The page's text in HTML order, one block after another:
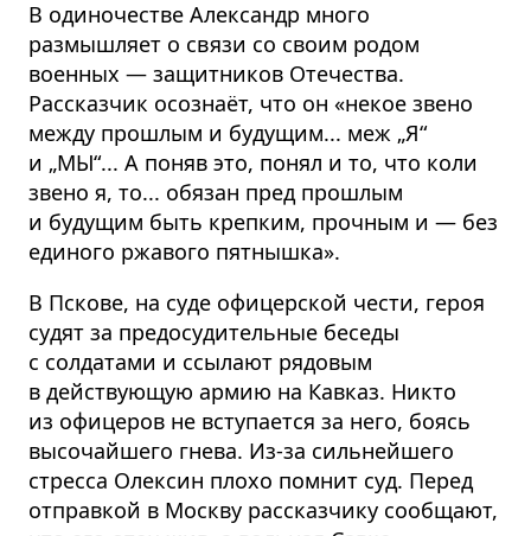
В одиночестве Александр много
размышляет о связи со своим родом
военных — защитников Отечества.
Рассказчик осознаёт, что он «некое звено
между прошлым и будущим... меж „Я“
и „МЫ“... А поняв это, понял и то, что коли
звено я, то... обязан пред прошлым
и будущим быть крепким, прочным и — без
единого ржавого пятнышка».
В Пскове, на суде офицерской чести, героя
судят за предосудительные беседы
с солдатами и ссылают рядовым
в действующую армию на Кавказ. Никто
из офицеров не вступается за него, боясь
высочайшего гнева. Из-за сильнейшего
стресса Олексин плохо помнит суд. Перед
отправкой в Москву рассказчику сообщают,